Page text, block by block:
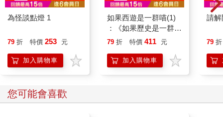
為怪談點燈 1
79 折 特價 253 元
加入購物車
如果西遊是一群喵(1)
：《如果歷史是一群
喵》作者最新力作，附
79 折 特價 411 元
加入購物車
請解
79 折
您可能會喜歡